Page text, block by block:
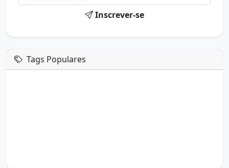
Inscrever-se
Tags Populares